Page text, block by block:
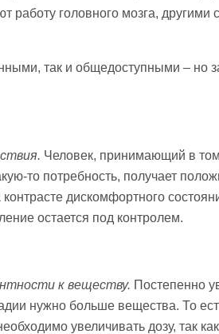
работу головного мозга,
так и общедоступными – но
Человек, принимающий в
то потребность, получает
дискомфортного
остается под контролем.
к веществу. Постепенно
нужно больше вещества. То
увеличивать дозу, так